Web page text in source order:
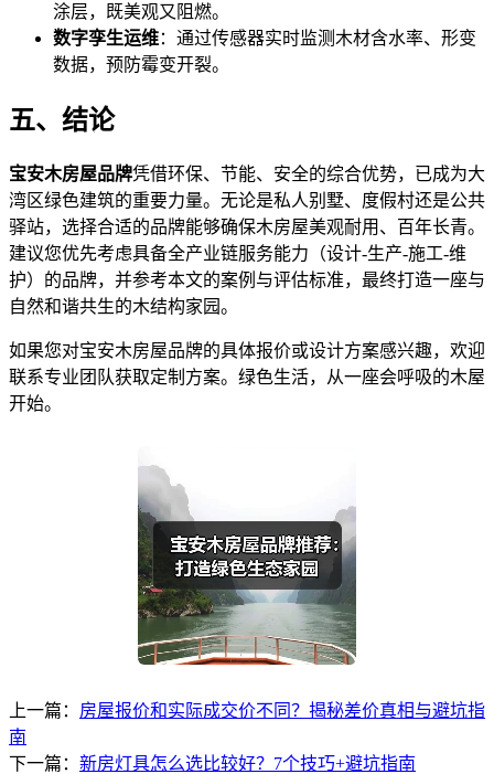
涂层，既美观又阻燃。
数字孪生运维：通过传感器实时监测木材含水率、形变
数据，预防霉变开裂。
五、结论
宝安木房屋品牌凭借环保、节能、安全的综合优势，已成为大
湾区绿色建筑的重要力量。无论是私人别墅、度假村还是公共
驿站，选择合适的品牌能够确保木房屋美观耐用、百年长青。
建议您优先考虑具备全产业链服务能力（设计-生产-施工-维
护）的品牌，并参考本文的案例与评估标准，最终打造一座与
自然和谐共生的木结构家园。
如果您对宝安木房屋品牌的具体报价或设计方案感兴趣，欢迎
联系专业团队获取定制方案。绿色生活，从一座会呼吸的木屋
开始。
上一篇： 房屋报价和实际成交价不同？揭秘差价真相与避坑指
南
下一篇： 新房灯具怎么选比较好？7个技巧+避坑指南